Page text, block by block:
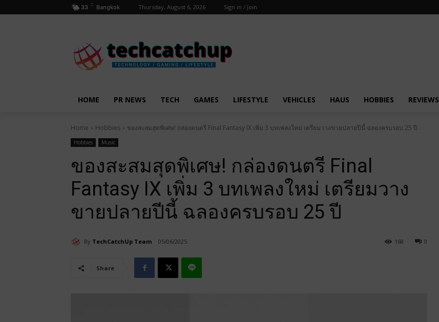
33 C Bangkok Thursday, August 6, 2026 Sign in / Join
HOME PR NEWS TECH GAMES LIFESTYLE VEHICLES HAUS HOBBIES REVIEWS
Home Hobbies ของสะสมสุดพิเศษ! กล่องดนตรี Final Fantasy IX เพิ่ม 3 บทเพลงใหม่ เตรียมวางขายปลายปีนี้ ฉลองครบรอบ 25 ปี
Hobbies Music
ของสะสมสุดพิเศษ! กล่องดนตรี Final
Fantasy IX เพิ่ม 3 บทเพลงใหม่ เตรียมวาง
ขายปลายปีนี้ ฉลองครบรอบ 25 ปี
By TechCatchUp Team 05/06/2025 0
168
Share